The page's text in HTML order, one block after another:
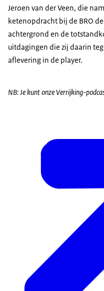
Jeroen van der Veen, die
ketenopdracht bij de BRO
achtergrond en de
uitdagingen die zij daarin
aflevering in de player.
NB: Je kunt onze Verrijking-